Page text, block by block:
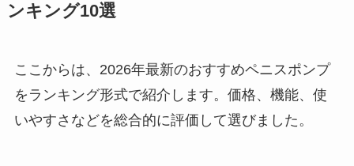
ンキング10選
ここからは、2026年最新のおすすめペニスポンプ
をランキング形式で紹介します。価格、機能、使
いやすさなどを総合的に評価して選びました。